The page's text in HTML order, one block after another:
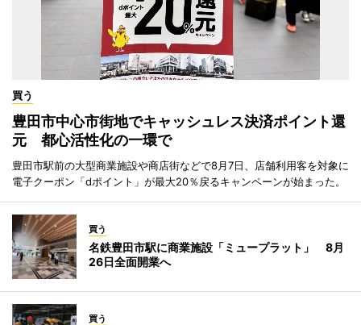
買う
豊田市中心市街地でキャッシュレス決済ポイント還
元 都心活性化の一環で
豊田市駅前の大型商業施設や商店街などで8月7日、店舗利用客を対象に
電子クーポン「dポイント」が最大20％戻るキャンペーンが始まった。
買う
名鉄豊田市駅に商業施設「ミュープラット」 8月
26日全面開業へ
買う